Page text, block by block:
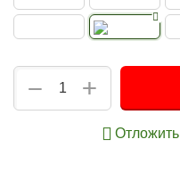
+
−
Отложить